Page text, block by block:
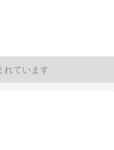
れています